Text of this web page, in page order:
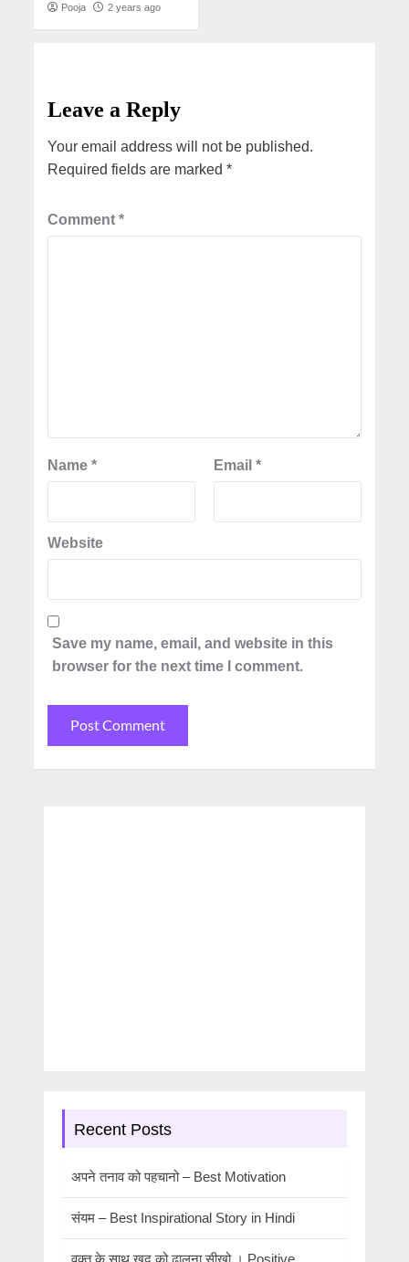
Pooja 2 years ago
Leave a Reply
Your email address will not be published.
Required fields are marked*
Comment*
Name* Email *
Website
Save my name, email, and website in this
browser for the next time I comment.
Recent Posts
अपने तनाव को पहचानो – Best Motivation
संयम – Best Inspirational Story in Hindi
वक्त के साथ खुद को ढालना सीखो । Positive